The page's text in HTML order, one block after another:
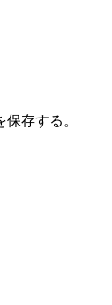
存する。